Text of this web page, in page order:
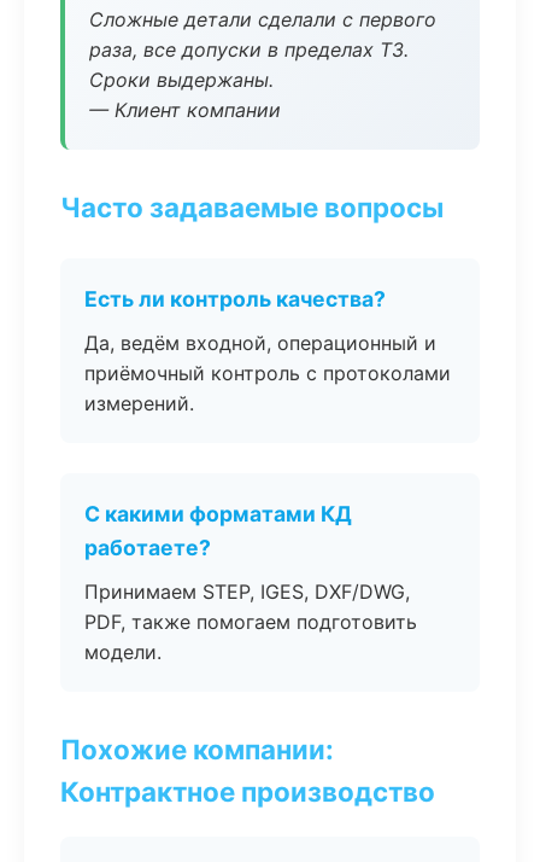
Сложные детали сделали с первого
раза, все допуски в пределах ТЗ.
Сроки выдержаны.
— Клиент компании
Часто задаваемые вопросы
Есть ли контроль качества?
Да, ведём входной, операционный и
приёмочный контроль с протоколами
измерений.
С какими форматами КД
работаете?
Принимаем STEP, IGES, DXF/DWG,
PDF, также помогаем подготовить
модели.
Похожие компании:
Контрактное производство